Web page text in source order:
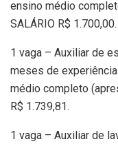
ensino médio
SALÁRIO R$ 1.700,00.
1 vaga – Auxiliar de
meses de
médio completo
R$ 1.739,81.
1 vaga – Auxiliar de